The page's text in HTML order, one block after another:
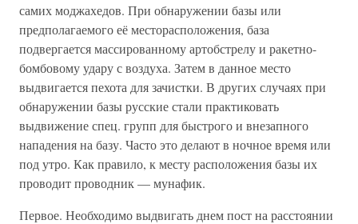
самих моджахедов. При обнаружении базы или
предполагаемого её месторасположения, база
подвергается массированному артобстрелу и ракетно-
бомбовому удару с воздуха. Затем в данное место
выдвигается пехота для зачистки. В других случаях при
обнаружении базы русские стали практиковать
выдвижение спец. групп для быстрого и внезапного
нападения на базу. Часто это делают в ночное время или
под утро. Как правило, к месту расположения базы их
проводит проводник — мунафик.
Первое. Необходимо выдвигать днем пост на расстоянии